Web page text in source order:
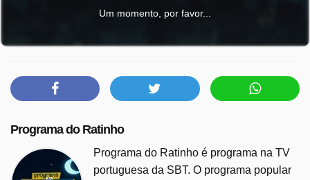
Um momento, por favor...
Programa do Ratinho
Programa do Ratinho é programa na TV
portuguesa da SBT. O programa popular